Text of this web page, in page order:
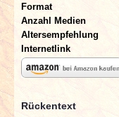
ARCHIV
Format
Anzahl Medien
Altersempfehlung
Internetlink
Rückentext